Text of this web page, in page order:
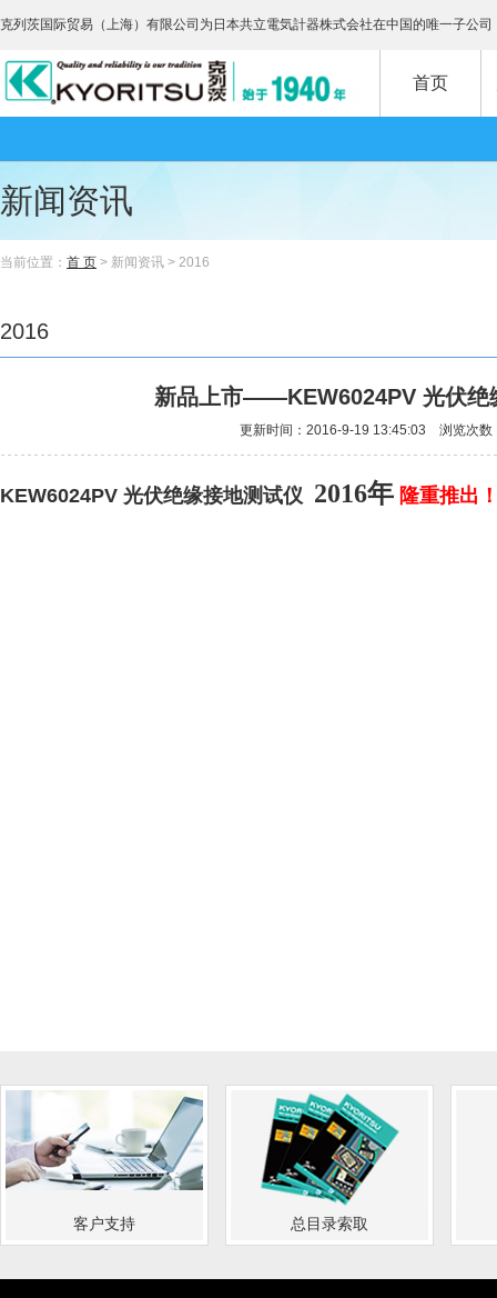
克列茨国际贸易（上海）有限公司为日本共立電気計器株式会社在中国的唯一子公司
首页
新闻资讯
当前位置： 首 页 > 新闻资讯 > 2016
2016
新品上市——KEW6024PV 光伏绝
更新时间：2016-9-19 13:45:03 浏览次数
KEW6024PV 光伏绝缘接地测试仪 2016年 隆重推出
客户支持 总目录索取